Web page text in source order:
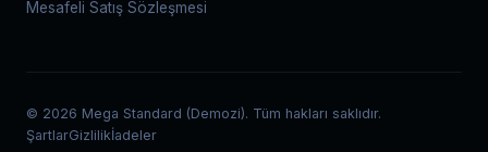
Mesafeli Satış Sözleşmesi
© 2026 Mega Standard (Demozi). Tüm hakları saklıdır.
ŞartlarGizlilikİadeler